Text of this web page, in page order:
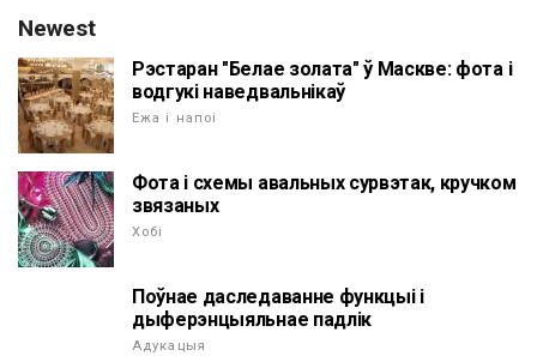
Newest
Рэстаран "Белае золата" ў Маскве: фота і
водгукі наведвальнікаў
Ежа і напоі
Фота і схемы авальных сурвэтак, кручком
звязаных
Хобі
Поўнае даследаванне функцыі і
дыферэнцыяльнае падлік
Адукацыя